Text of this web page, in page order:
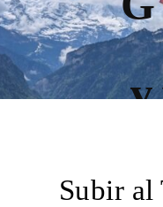
Subir al